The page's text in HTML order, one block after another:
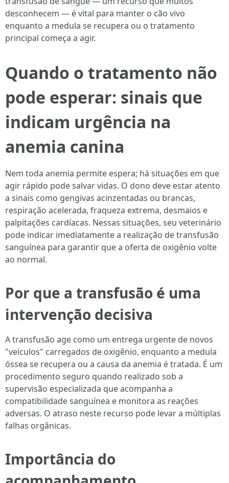
desconhecem — é vital para manter o cão vivo
enquanto a medula se recupera ou o tratamento
principal começa a agir.
Quando o tratamento não
pode esperar: sinais que
indicam urgência na
anemia canina
Nem toda anemia permite espera; há situações em que
agir rápido pode salvar vidas. O dono deve estar atento
a sinais como gengivas acinzentadas ou brancas,
respiração acelerada, fraqueza extrema, desmaios e
palpitações cardíacas. Nessas situações, seu veterinário
pode indicar imediatamente a realização de transfusão
sanguínea para garantir que a oferta de oxigênio volte
ao normal.
Por que a transfusão é uma
intervenção decisiva
A transfusão age como um entrega urgente de novos
"veículos" carregados de oxigênio, enquanto a medula
óssea se recupera ou a causa da anemia é tratada. É um
procedimento seguro quando realizado sob a
supervisão especializada que acompanha a
compatibilidade sanguínea e monitora as reações
adversas. O atraso neste recurso pode levar a múltiplas
falhas orgânicas.
Importância do